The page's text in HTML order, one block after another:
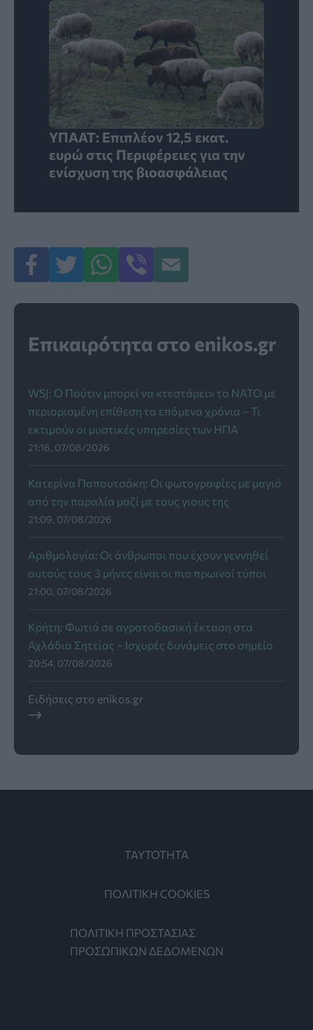
ΥΠΑΑΤ: Επιπλέον 12,5 εκατ.
ευρώ στις Περιφέρειες για την
ενίσχυση της βιοασφάλειας
Επικαιρότητα στο enikos.gr
WSJ: Ο Πούτιν μπορεί να «τεστάρει» το ΝΑΤΟ με
περιορισμένη επίθεση τα επόμενα χρόνια – Τι
εκτιμούν οι μυστικές υπηρεσίες των ΗΠΑ
21:16, 07/08/2026
Κατερίνα Παπουτσάκη: Οι φωτογραφίες με μαγιό
από την παραλία μαζί με τους γιους της
21:09, 07/08/2026
Αριθμολογία: Οι άνθρωποι που έχουν γεννηθεί
αυτούς τους 3 μήνες είναι οι πιο πρωινοί τύποι
21:00, 07/08/2026
Κρήτη: Φωτιά σε αγροτοδασική έκταση στα
Αχλάδια Σητείας – Ισχυρές δυνάμεις στο σημείο
20:54, 07/08/2026
Ειδήσεις στο enikos.gr
ΤΑΥΤΟΤΗΤΑ
ΠΟΛΙΤΙΚΗ COOKIES
ΠΟΛΙΤΙΚΗ ΠΡΟΣΤΑΣΙΑΣ
ΠΡΟΣΩΠΙΚΩΝ ΔΕΔΟΜΕΝΩΝ